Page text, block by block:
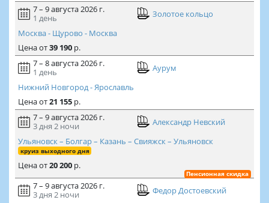
7 – 9 августа 2026 г.
1 день
Золотое кольцо
Москва - Щурово - Москва
Ценаот39 190р.
7 – 8 августа 2026 г.
1 день
Аурум
Нижний Новгород - Ярославль
Ценаот21 155р.
7 – 9 августа 2026 г.
3 дня 2 ночи
Александр Невский
Ульяновск – Болгар – Казань – Свияжск – Ульяновск
круиз выходного дня
Ценаот20 200р.
Пенсионная скидка
7 – 9 августа 2026 г.
3 дня 2 ночи
Федор Достоевский